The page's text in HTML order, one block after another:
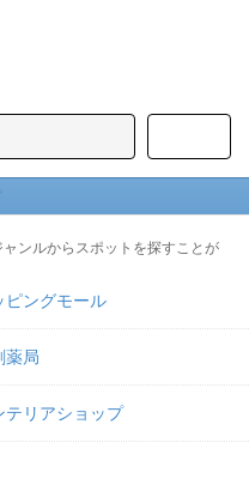
ンルからスポットを探すことが
ピングモール
薬局
テリアショップ